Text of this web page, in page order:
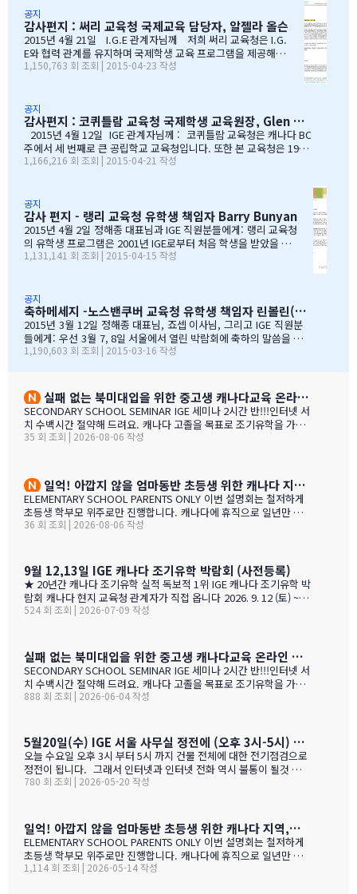
1:52 39 읽음 한국시간으로 오늘 저녁 st.john졸업식이 시
작됩니다.오늘 졸업식에는 개인적인 사정으로 함께하지 못
하지만아쉬운 마음을 담아 함께 축하의 인사를 전합니다.오
늘 졸업식이 아이들만의 졸업식이 아닌몇년동안 저희 부모
를 대신해 앞장 서 이끌어 주신선생님들의 졸업식이라 해도
나조카처럼 야단도치시고 때로는 버릇없이 한 행동들에도너
그러이 이해해주신 조셉이사님,아이들의 구멍난 빈 자리를
말없이…
공지
감사편지 : 써리 교육청 국제교육 담당자, 알젤라 올슨
2015년 4월 21일 I.G.E 관계자님께 저희 써리 교육청은 I.G.
E와 협력 관계를 유지하며 국제학생 교육 프로그램을 제공해올
수 있음에 만족하고 있습니다. I.G.E는 지난 10년간 써리 교육
수 있도록 많은 도움을 주었습니다. 특별히 정해종 대표님을 비
롯한 많은 I.G.E의 직원 여러분께서 종합적인 오리엔테이션과
정착서비스, 방과후 프로그램, 홈스테이 프로그램을 비롯한 다
양한 서비스를 제공해 주시는 등 물심양면의 지원을 해주셨습
니다. 이 같은 집중적 학습관리와 준비 프로그램, 그리고 지속
써리로의 유학을 희망하는 국제학생들을 위해 I.G.E와 협력 관
계를 유지해나갈 수 있…
1,150,763 회 조회 | 2015-04-23 작성
공지
감사편지 : 코퀴틀람 교육청 국제학생 교육원장, Glen Conley
2015년 4월 12일 IGE 관계자님께 : 코퀴틀람 교육청은 캐나다 BC
주에서 세 번째로 큰 공립학교 교육청입니다. 또한 본 교육청은 1999
년부터 ‘국제학생 프로그램’을 제공해왔으며, 현재 캐나다에서 가장
때문에 이루어낼 수 있었던 것이라고 생각합니다. 코퀴틀람 교육청
이 IGE를 통해 국제학생 프로그램을 제공해 온지도 10년이 되어갑니
다. 그리고 이렇게 긴 시간 동안 많은 가족과 학생들이 캐나다에 잘
정착하여 공부할 수 있었던 데에는, 정해종 대표님을 비롯하여 모든 I
GE 직원의 헌신적인 노력이 있었음을 잘 알고 있습니다. 우리는 IGE
1,166,216 회 조회 | 2015-04-21 작성
공지
감사 편지 - 랭리 교육청 유학생 책임자 Barry Bunyan
2015년 4월 2일 정해종 대표님과 IGE 직원분들에게: 랭리 교육청
의 유학생 프로그램은 2001년 IGE로부터 처음 학생을 받았을 때
부터 IGE와 오랜 시간동안 신뢰있는 관계로 좋은 시간을 보내왔습
람회에 참가하길 고대합니다. IGE 직원들은 조직 기술과 정보의
상세함, 그리고 테이블에 앉아 학부모님들과 소통할 때 IGE 통역
사 분들의 친절함과 지지적인 태도는 저에게 지속적으로 깊은 인
상을 줍니다. 랭리는 한국인 가족들이 해외 유학지로 고려할 핵심
유학 지역이 되었습니다. 우리는 서울에 다른 유학원들과도 파트
리의 학교들로 즐겁게 맞이할 수 있었습니다. IGE 직원분들과 함
께 협력하여 일하는 과정을 통해 우리는 한국 사…
1,131,141 회 조회 | 2015-04-15 작성
공지
축하메세지 -노스밴쿠버 교육청 유학생 책임자 린볼린(Lynne Bolen) 편지
2015년 3월 12일 정해종 대표님, 죠셉 이사님, 그리고 IGE 직원분
들에게: 우선 3월 7, 8일 서울에서 열린 박람회에 축하의 말씀을 전
합니다. 이 틀간의 박람회를 개최하는 동안 많은 관심을 보여준 한국
박람회에 참가한 모든 교육청들에게도 이와 같은 좋은 일이 있기를
바랍니다. 과거에 박람회 때마다 통역관을 배치해 주신 것에 대해 감
사 드립니다. 특히 이번 주말 동안 세 명의 훌륭한 통역관과 일할 수
있게 기회를 주셔서 고맙습니다. 세 분 모두 노스밴쿠버에 대해 자세
히 알고 있었으며, 미국이나 캐나다에서 직접 겪은 해외경험들을 나
1,190,603 회 조회 | 2015-03-16 작성
실패 없는 북미대입을 위한 중고생 캐나다교육 온라인 ZOOM 설명회 8월 27일(목)
SECONDARY SCHOOL SEMINAR IGE 세미나 2시간 반!!!인터넷 서
치 수백시간 절약해 드려요. 캐나다 고졸을 목표로 조기유학을 가지
는 않죠. 어떤 경우에도 중요한 것은 대학!!! 20년간 캐나다 조기유학
도 참가 가능합니다. 한국과 캐나다 부모님들의 궁금증과 고민을 같
이 공유할 수 있습니다. …
35 회 조회 | 2026-08-06 작성
일억! 아깝지 않을 엄마동반 초등생 위한 캐나다 지역,학교 선택 설명회 8월25(화)
ELEMENTARY SCHOOL PARENTS ONLY 이번 설명회는 철저하게
초등생 학부모 위주로만 진행합니다. 캐나다에 휴직으로 일년만 가
야 하는 가족, 초등생 영어교육 · 북미체험 · 가족 휴식을 위해 캐나
~ 9시 …
36 회 조회 | 2026-08-06 작성
9월 12,13일 IGE 캐나다 조기유학 박람회 (사전등록)
★ 20년간 캐나다 조기유학 실적 독보적 1위 IGE 캐나다 조기유학 박
람회 캐나다 현지 교육청 관계자가 직접 옵니다 2026. 9. 12 (토) ~ 9.
13 (일) 오전 11시 ~ 오후 5시 · 사전등록 필수 일시 2026년 9월 12
신청서에서 바로 신청하세요 사전등록 혜택 미리 신청하면 이런 혜택
이 있습니다 혜택 1 신청비 전액 면제 학생당 약 CAD $200~300 수
속 신청비 면제 혜택 2 인기 공립학교 우선 배정 …
524 회 조회 | 2026-07-09 작성
실패 없는 북미대입을 위한 중고생 캐나다교육 온라인 ZOOM 설명회 6월 16일(화)
SECONDARY SCHOOL SEMINAR IGE 세미나 2시간 반!!!인터넷 서
치 수백시간 절약해 드려요. 캐나다 고졸을 목표로 조기유학을 가지
는 않죠. 어떤 경우에도 중요한 것은 대학!!! 20년간 캐나다 조기유학
도 참가 가능합니다. 한국과 캐나다 부모님들의 궁금증과 고민을 같
이 공유할 수 있습니다. …
888 회 조회 | 2026-06-04 작성
5월20일(수) IGE 서울 사무실 정전에 (오후 3시-5시) 따른 상담 업무 불가 안내
오늘 수요일 오후 3시 부터 5시 까지 건물 전체에 대한 전기점검으로
정전이 됩니다. 그래서 인터넷과 인터넷 전화 역시 불통이 될것 입니
다. PC로 사용 하는 카카오톡 역시 불통이 될것 입니다. 전화,카카오
내드리겟습니다.
780 회 조회 | 2026-05-20 작성
일억! 아깝지 않을 엄마동반 초등생 위한 캐나다 지역,학교 선택 설명회 5월28(목)
ELEMENTARY SCHOOL PARENTS ONLY 이번 설명회는 철저하게
초등생 학부모 위주로만 진행합니다. 캐나다에 휴직으로 일년만 가
야 하는 가족, 초등생 영어교육 · 북미체험 · 가족 휴식을 위해 캐나
1,114 회 조회 | 2026-05-14 작성